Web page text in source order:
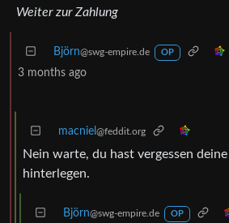
Weiter zur Zahlung
Björn@swg-empire.de OP
3 months ago
macniel @feddit.org
Nein warte, du hast vergessen
hinterlegen.
Björn@swg-empire.de OP